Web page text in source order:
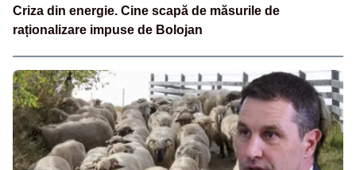
Criza din energie. Cine scapă de măsurile de
raționalizare impuse de Bolojan